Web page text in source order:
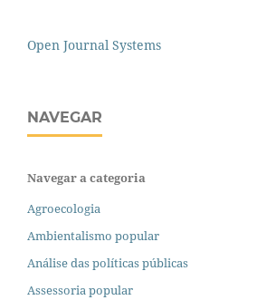
Open Journal Systems
NAVEGAR
Navegar a categoria
Agroecologia
Ambientalismo popular
Análise das políticas públicas
Assessoria popular